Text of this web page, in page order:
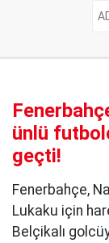
ünlü
geçti!
Fenerbahçe,
Lukaku için
Belçikalı